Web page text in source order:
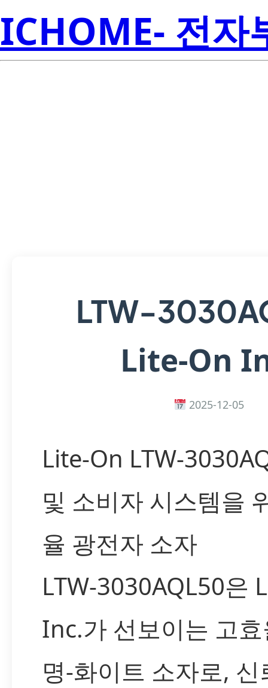
ICHOME- 전자
LTW-
Lite-On
2025-12-05
Lite-On LTW-
및 소비자 시스템을
율 광전자 소자
LTW-3030AQL50은
Inc.가 선보이는 고효
명-화이트 소자로,